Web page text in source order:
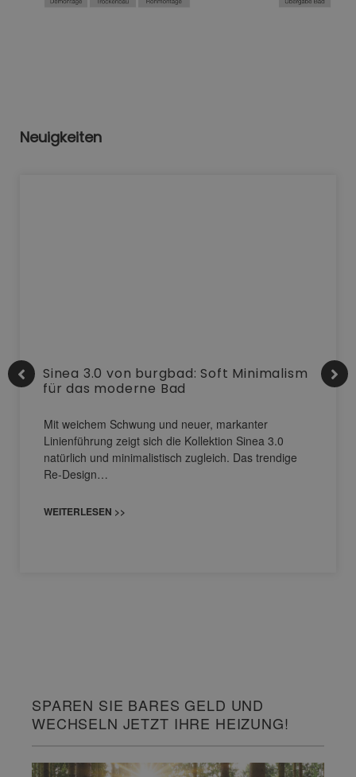
Neuigkeiten
Sinea 3.0 von burgbad: Soft Minimalism
für das moderne Bad
Mit weichem Schwung und neuer, markanter
Linienführung zeigt sich die Kollektion Sinea 3.0
natürlich und minimalistisch zugleich. Das trendige
Re-Design…
WEITERLESEN >>
SPAREN SIE BARES GELD UND
WECHSELN JETZT IHRE HEIZUNG!